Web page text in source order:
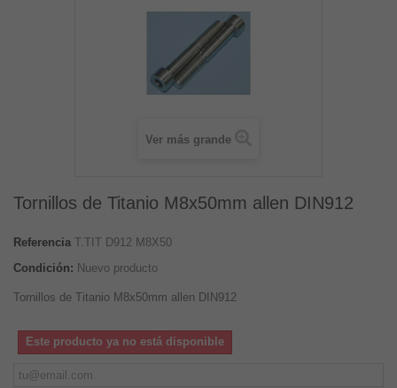
Ver más grande
Tornillos de Titanio M8x50mm allen DIN912
Referencia T.TIT D912 M8X50
Condición: Nuevo producto
Tornillos de Titanio M8x50mm allen DIN912
Este producto ya no está disponible